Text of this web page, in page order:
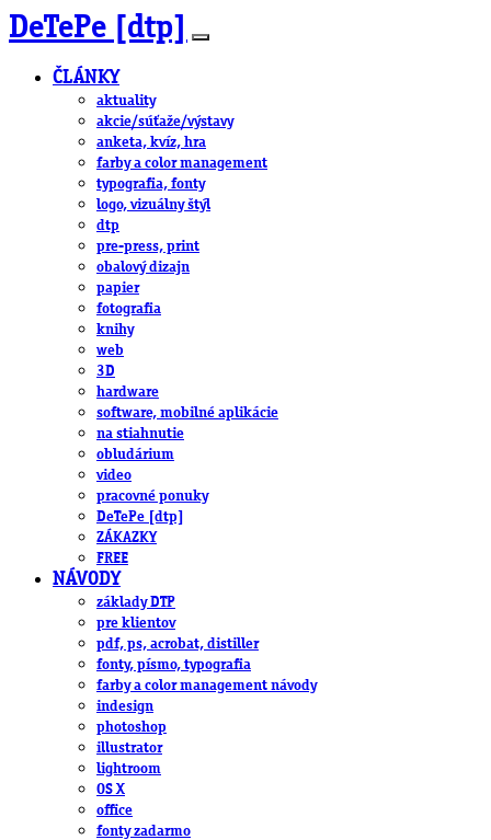
DeTePe [dtp]
ČLÁNKY
aktuality
akcie/súťaže/výstavy
anketa, kvíz, hra
farby a color management
typografia, fonty
logo, vizuálny štýl
dtp
pre-press, print
obalový dizajn
papier
fotografia
knihy
web
3D
hardware
software, mobilné aplikácie
na stiahnutie
obludárium
video
pracovné ponuky
DeTePe [dtp]
ZÁKAZKY
FREE
NÁVODY
základy DTP
pre klientov
pdf, ps, acrobat, distiller
fonty, písmo, typografia
farby a color management návody
indesign
photoshop
illustrator
lightroom
OS X
office
fonty zadarmo